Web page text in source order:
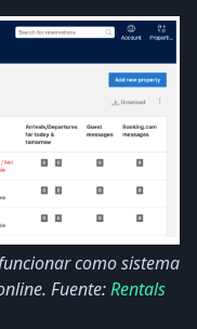
como sistema
Fuente:Rentals